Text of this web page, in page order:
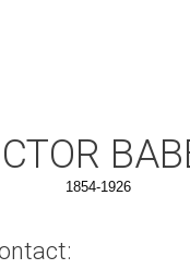
1854-1926